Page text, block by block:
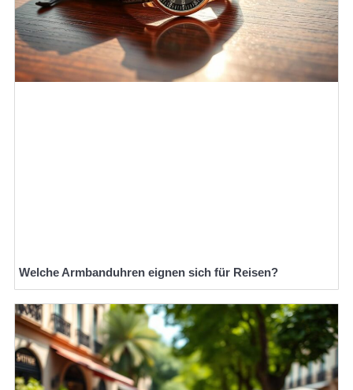
Welche Armbanduhren eignen sich für Reisen?